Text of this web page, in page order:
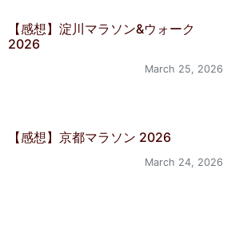
【感想】淀川マラソン&ウォーク
2026
March 25, 2026
【感想】京都マラソン 2026
March 24, 2026